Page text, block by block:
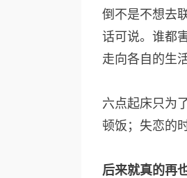
倒不是不想去
话可说。谁都
走向各自的生
六点起床只为
顿饭；失恋的
后来就真的再